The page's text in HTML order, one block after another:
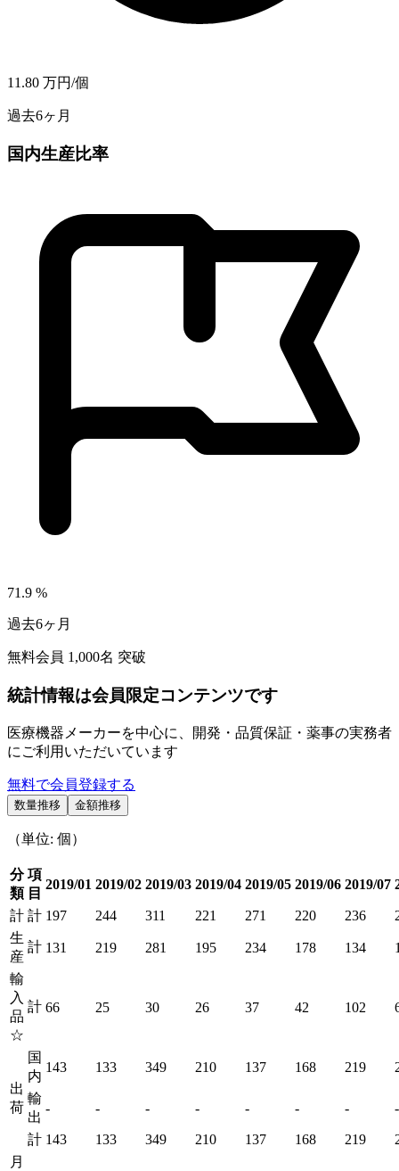
11.80 万円/個
過去6ヶ月
国内生産比率
71.9 %
過去6ヶ月
無料会員 1,000名 突破
統計情報は会員限定コンテンツです
医療機器メーカーを中心に、開発・品質保証・薬事の実務者
にご利用いただいています
無料で会員登録する
数量推移 金額推移
（単位: 個）
分
類
項
目
2019/01 2019/02 2019/03 2019/04 2019/05 2019/06 2019/07
計 計 197 244 311 221 271 220 236
生
産
計 131 219 281 195 234 178 134
輸
入
品
☆
計 66 25 30 26 37 42 102
出
荷
国
内
143 133 349 210 137 168 219
輸
出
- - - - - - - -
計 143 133 349 210 137 168 219
月